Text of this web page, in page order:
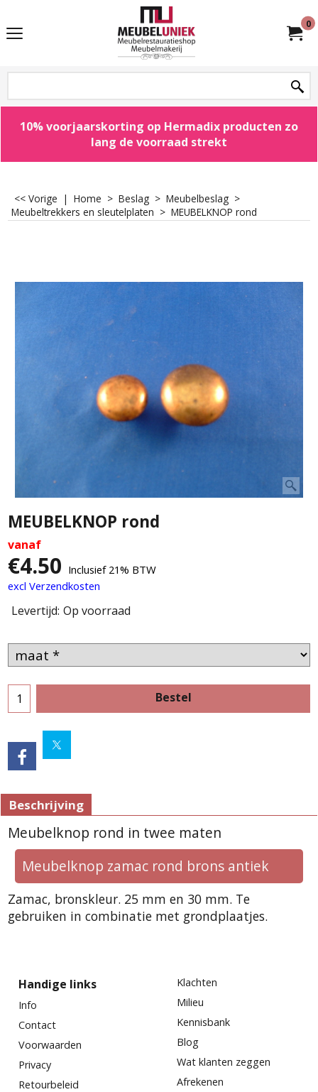
0
10% voorjaarskorting op Hermadix producten zo
lang de voorraad strekt
<< Vorige | Home > Beslag > Meubelbeslag >
Meubeltrekkers en sleutelplaten > MEUBELKNOP rond
MEUBELKNOP rond
vanaf
€4.50 Inclusief 21% BTW
excl Verzendkosten
Levertijd: Op voorraad
Bestel
Beschrijving
Meubelknop rond in twee maten
Meubelknop zamac rond brons antiek
Zamac, bronskleur. 25 mm en 30 mm. Te
gebruiken in combinatie met grondplaatjes.
Handige links
Info
Contact
Voorwaarden
Privacy
Retourbeleid
Klachten
Milieu
Kennisbank
Blog
Wat klanten zeggen
Afrekenen